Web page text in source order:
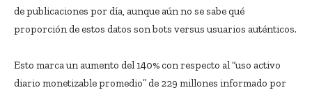
de publicaciones por día, aunque aún no se sabe qué
proporción de estos datos son bots versus usuarios auténticos.
Esto marca un aumento del 140% con respecto al “uso activo
diario monetizable promedio” de 229 millones informado por